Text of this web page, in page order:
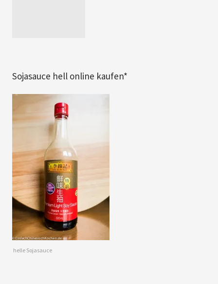
Sojasauce hell online kaufen*
helle Sojasauce